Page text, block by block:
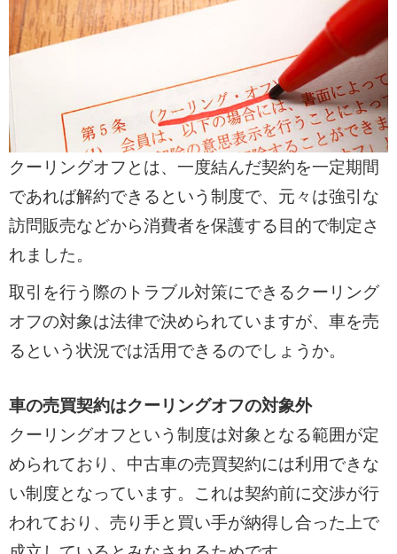
クーリングオフとは、一度結んだ契約を一定期間
であれば解約できるという制度で、元々は強引な
訪問販売などから消費者を保護する目的で制定さ
れました。
取引を行う際のトラブル対策にできるクーリング
オフの対象は法律で決められていますが、車を売
るという状況では活用できるのでしょうか。
車の売買契約はクーリングオフの対象外
クーリングオフという制度は対象となる範囲が定
められており、中古車の売買契約には利用できな
い制度となっています。これは契約前に交渉が行
われており、売り手と買い手が納得し合った上で